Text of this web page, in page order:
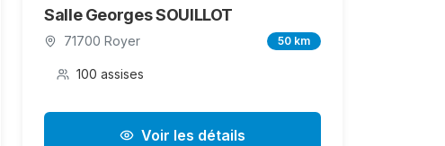
Salle Georges SOUILLOT
71700 Royer 50 km
100 assises
Voir les détails